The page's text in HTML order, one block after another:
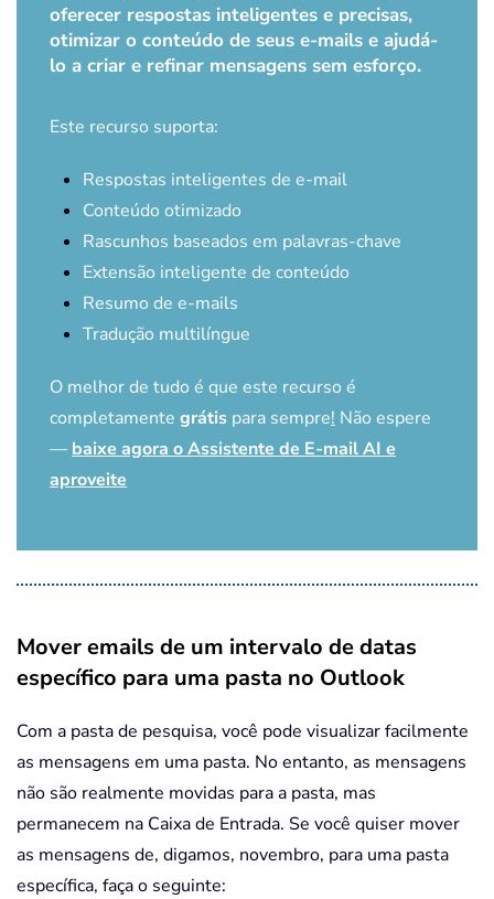
oferecer respostas inteligentes e precisas,
otimizar o conteúdo de seus e-mails e ajudá-
lo a criar e refinar mensagens sem esforço.
Este recurso suporta:
Respostas inteligentes de e-mail
Conteúdo otimizado
Rascunhos baseados em palavras-chave
Extensão inteligente de conteúdo
Resumo de e-mails
Tradução multilíngue
O melhor de tudo é que este recurso é
completamente grátis para sempre! Não espere
— baixe agora o Assistente de E-mail AI e
aproveite
Mover emails de um intervalo de datas
específico para uma pasta no Outlook
Com a pasta de pesquisa, você pode visualizar facilmente
as mensagens em uma pasta. No entanto, as mensagens
não são realmente movidas para a pasta, mas
permanecem na Caixa de Entrada. Se você quiser mover
as mensagens de, digamos, novembro, para uma pasta
específica, faça o seguinte: